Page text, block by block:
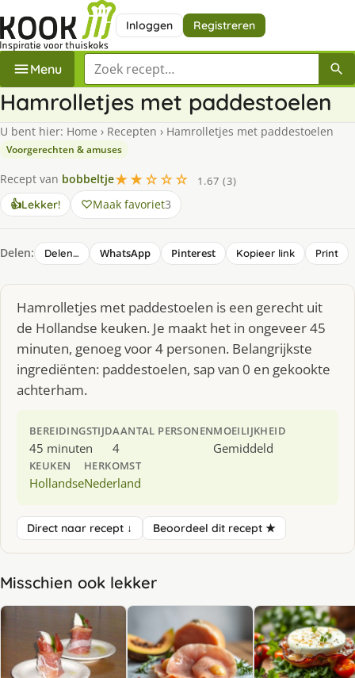
Inloggen Registreren
Menu Zoek een recept
Hamrolletjes met paddestoelen
U bent hier: Home › Recepten › Hamrolletjes met paddestoelen
Voorgerechten & amuses
Recept van bobbeltje★★☆☆☆
1.67 (3)
👍Lekker! Maak favoriet3
Delen: Delen… WhatsApp Pinterest Kopieer link Print
Hamrolletjes met paddestoelen is een gerecht uit
de Hollandse keuken. Je maakt het in ongeveer 45
minuten, genoeg voor 4 personen. Belangrijkste
ingrediënten: paddestoelen, sap van 0 en gekookte
achterham.
BEREIDINGSTIJD
45 minuten
AANTAL PERSONEN
4
MOEILIJKHEID
Gemiddeld
KEUKEN
Hollandse
HERKOMST
Nederland
Direct naar recept ↓ Beoordeel dit recept ★
Misschien ook lekker